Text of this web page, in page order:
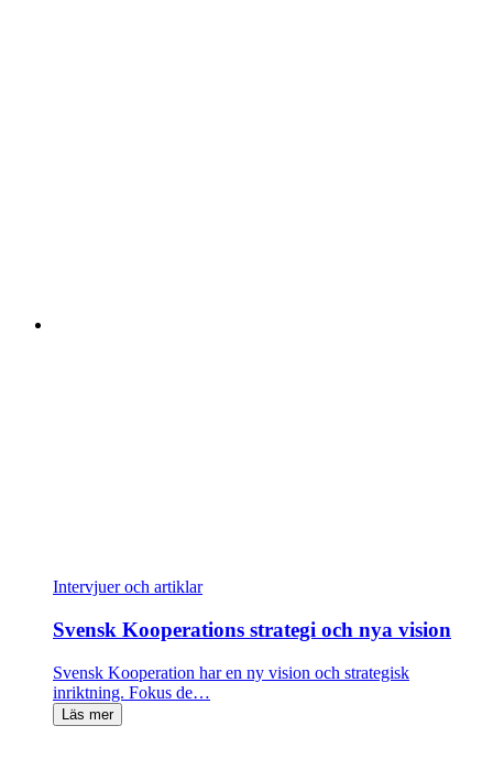
Intervjuer och artiklar
Svensk Kooperations strategi och nya vision
Svensk Kooperation har en ny vision och strategisk
inriktning. Fokus de…
Läs mer